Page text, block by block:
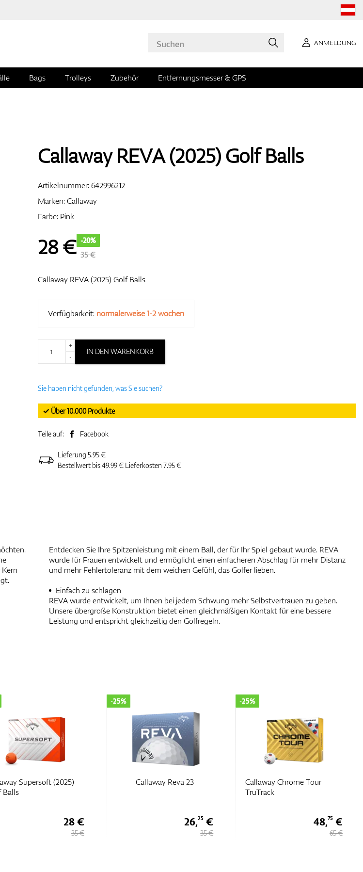
ANMELDUNG
Bags Trolleys Zubehör Entfernungsmesser & GPS
Callaway REVA (2025) Golf Balls
Artikelnummer:642996212
Marken:Callaway
Farbe: Pink
28€ -20%
35 €
Callaway REVA (2025) Golf Balls
Verfügbarkeit: normalerweise 1-2 wochen
+
-
IN DEN WARENKORB
Sie haben nicht gefunden, was Sie suchen?
✓ Über 10.000 Produkte
Teile auf: Facebook
Lieferung 5.95 €
Bestellwert bis 49.99 € Lieferkosten 7.95 €
Entdecken Sie Ihre Spitzenleistung mit einem Ball, der für Ihr Spiel gebaut wurde. REVA
wurde für Frauen entwickelt und ermöglicht einen einfacheren Abschlag für mehr Distanz
und mehr Fehlertoleranz mit dem weichen Gefühl, das Golfer lieben.
Einfach zu schlagen
REVA wurde entwickelt, um Ihnen bei jedem Schwung mehr Selbstvertrauen zu geben.
Unsere übergroße Konstruktion bietet einen gleichmäßigen Kontakt für eine bessere
Leistung und entspricht gleichzeitig den Golfregeln.
Supersoft (2025)
Balls
28 €
35 €
Callaway Reva 23
-25%
26,25 €
35 €
Callaway Chrome Tour
TruTrack
-25%
48,75€
65 €